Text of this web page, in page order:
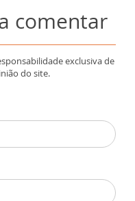
comentar
exclusiva de
do site.